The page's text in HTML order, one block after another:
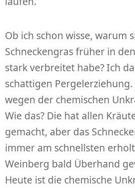
Ob ich schon wisse, warum
Schneckengras früher in
stark verbreitet habe? Ich
schattigen
wegen der chemischen
Wie das? Die hat allen
gemacht, aber das
immer am schnellsten
Weinberg bald Überhand
Heute ist die chemische